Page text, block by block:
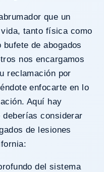
que un
tanto física como
de abogados
nos encargamos
reclamación por
enfocarte en lo
Aquí hay
considerar
de lesiones